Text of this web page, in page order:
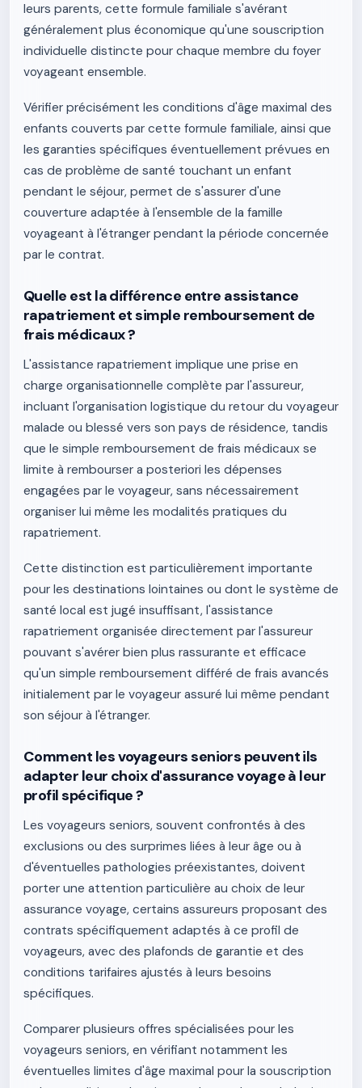
leurs parents, cette formule familiale s'avérant
généralement plus économique qu'une souscription
individuelle distincte pour chaque membre du foyer
voyageant ensemble.
Vérifier précisément les conditions d'âge maximal des
enfants couverts par cette formule familiale, ainsi que
les garanties spécifiques éventuellement prévues en
cas de problème de santé touchant un enfant
pendant le séjour, permet de s'assurer d'une
couverture adaptée à l'ensemble de la famille
voyageant à l'étranger pendant la période concernée
par le contrat.
Quelle est la différence entre assistance
rapatriement et simple remboursement de
frais médicaux ?
L'assistance rapatriement implique une prise en
charge organisationnelle complète par l'assureur,
incluant l'organisation logistique du retour du voyageur
malade ou blessé vers son pays de résidence, tandis
que le simple remboursement de frais médicaux se
limite à rembourser a posteriori les dépenses
engagées par le voyageur, sans nécessairement
organiser lui même les modalités pratiques du
rapatriement.
Cette distinction est particulièrement importante
pour les destinations lointaines ou dont le système de
santé local est jugé insuffisant, l'assistance
rapatriement organisée directement par l'assureur
pouvant s'avérer bien plus rassurante et efficace
qu'un simple remboursement différé de frais avancés
initialement par le voyageur assuré lui même pendant
son séjour à l'étranger.
Comment les voyageurs seniors peuvent ils
adapter leur choix d'assurance voyage à leur
profil spécifique ?
Les voyageurs seniors, souvent confrontés à des
exclusions ou des surprimes liées à leur âge ou à
d'éventuelles pathologies préexistantes, doivent
porter une attention particulière au choix de leur
assurance voyage, certains assureurs proposant des
contrats spécifiquement adaptés à ce profil de
voyageurs, avec des plafonds de garantie et des
conditions tarifaires ajustés à leurs besoins
spécifiques.
Comparer plusieurs offres spécialisées pour les
voyageurs seniors, en vérifiant notamment les
éventuelles limites d'âge maximal pour la souscription